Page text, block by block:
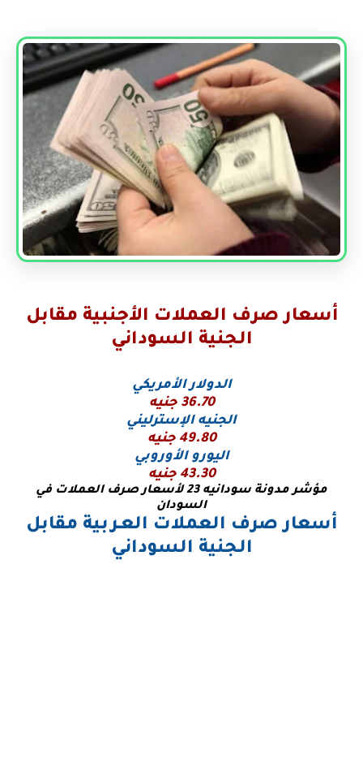
أسعار صرف العملات الأجنبية مقابل
الجنية السوداني
الدولار الأمريكي
36.70 جنيه
الجنيه الإسترليني
49.80 جنيه
اليورو الأوروبي
43.30 جنيه
مؤشر مدونة سودانيه 23 لأسعار صرف العملات في
السودان
أسعار صرف العملات العـربية مقابل
الجنية السوداني